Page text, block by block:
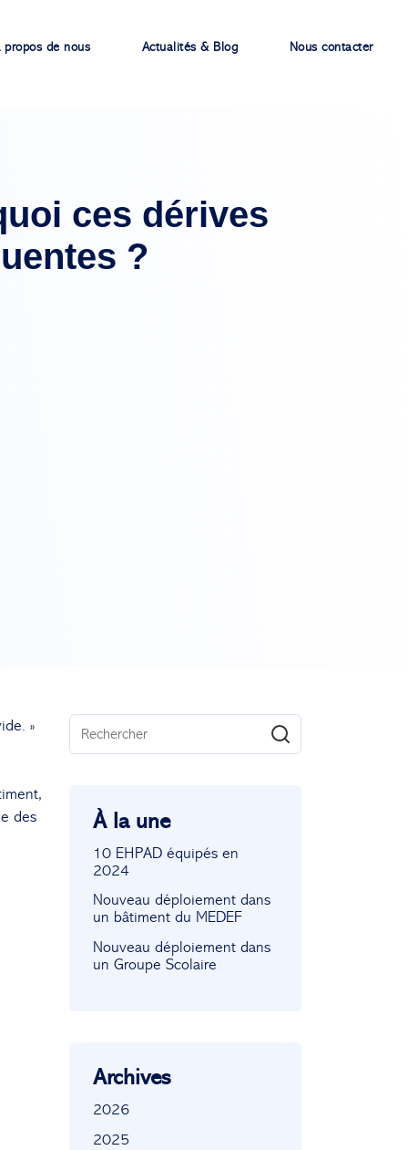
propos de nous Actualités & Blog Nous contacter
ces dérives
?
»
des
À la une
10 EHPAD équipés en
2024
Nouveau déploiement dans
un bâtiment du MEDEF
Nouveau déploiement dans
un Groupe Scolaire
Archives
2026
2025